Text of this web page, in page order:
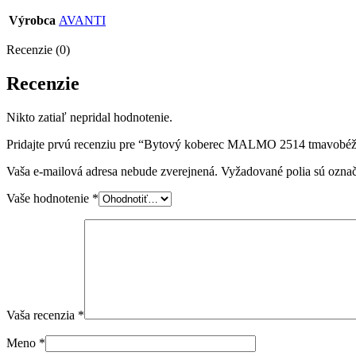
Výrobca AVANTI
Recenzie (0)
Recenzie
Nikto zatiaľ nepridal hodnotenie.
Pridajte prvú recenziu pre “Bytový koberec MALMO 2514
Vaša e-mailová adresa nebude zverejnená. Vyžadované polia sú
Vaše hodnotenie *
Vaša recenzia *
Meno *